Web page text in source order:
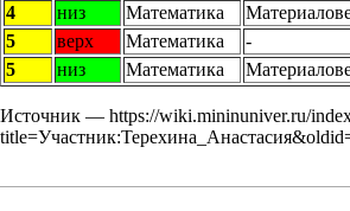
4
низ Математика
5
верх Математика -
5
низ Математика
Источник — https://wiki.mininuniver.ru/